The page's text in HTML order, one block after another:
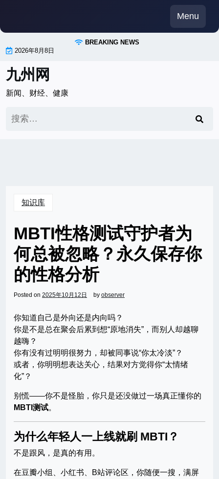
content
Menu
BREAKING NEWS
2026年8月8日
九州网
新闻、财经、健康
索：
知识库
MBTI性格测试守护者为
何总被忽略？永久保存你
的性格分析
Posted on 2025年10月12日 by observer
你知道自己是外向还是内向吗？
你是不是总在聚会后累到想“原地消失”，而别人却越聊
越嗨？
你有没有过明明很努力，却被同事说“你太冷淡”？
或者，你明明想表达关心，结果对方觉得你“太情绪
化”？
别慌——你不是怪胎，你只是还没做过一场真正懂你的
MBTI测试。
为什么年轻人一上线就刷 MBTI？
不是跟风，是真的有用。
在豆瓣小组、小红书、B站评论区，你随便一搜，满屏